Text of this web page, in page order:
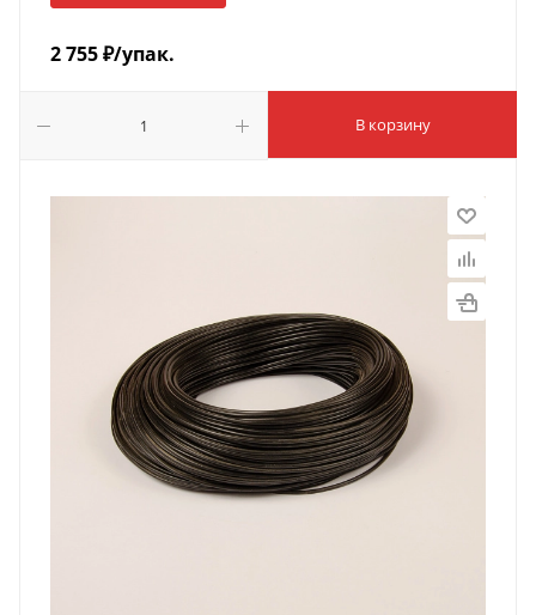
2 755₽/упак.
В корзину